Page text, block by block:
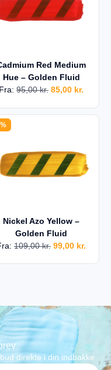
Red Medium
Hue – Golden Fluid
Fra: 95,00kr. 85,00 kr.
Nickel Azo Yellow –
Golden Fluid
109,00kr. 99,00 kr.
direkte i din indbakke